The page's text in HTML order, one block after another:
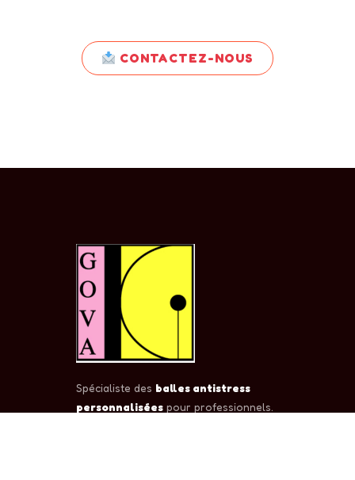
CONTACTEZ-NOUS
Spécialiste des balles antistress
personnalisées pour professionnels.